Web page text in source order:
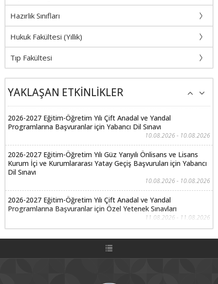
Hazırlık Sınıfları
Hukuk Fakültesi (Yıllık)
Tıp Fakültesi
YAKLAŞAN ETKİNLİKLER
2026-2027 Eğitim-Öğretim Yılı Çift Anadal ve Yandal
Programlarına Başvuranlar için Yabancı Dil Sınavı
10.08.2026 - 10.08.2026
2026-2027 Eğitim-Öğretim Yılı Güz Yarıyılı Önlisans ve Lisans
Kurum İçi ve Kurumlararası Yatay Geçiş Başvuruları için Yabancı
Dil Sınavı
10.08.2026 - 10.08.2026
2026-2027 Eğitim-Öğretim Yılı Çift Anadal ve Yandal
Programlarına Başvuranlar için Özel Yetenek Sınavları
11.08.2026 - 11.08.2026
2026-2027 Eğitim-Öğretim Yılı Güz Yarıyılı Önlisans ve Lisans
Kurum İçi ve Kurumlararası Yatay Geçiş Başvuruları Özel
2026-2027 Eğitim-Öğretim Yılı Çift Anadal ve Yandal Programları